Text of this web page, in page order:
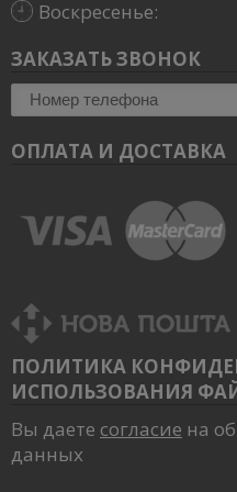
Воскресенье:
ЗАКАЗАТЬ ЗВОНОК
ОПЛАТА И ДОСТАВКА
ПОЛИТИКА
ИСПОЛЬЗОВАНИЯ
Вы даете согласие на
данных